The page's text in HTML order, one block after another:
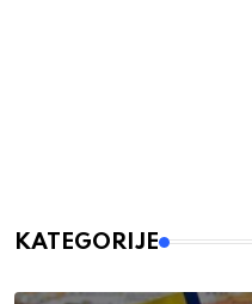
KATEGORIJE